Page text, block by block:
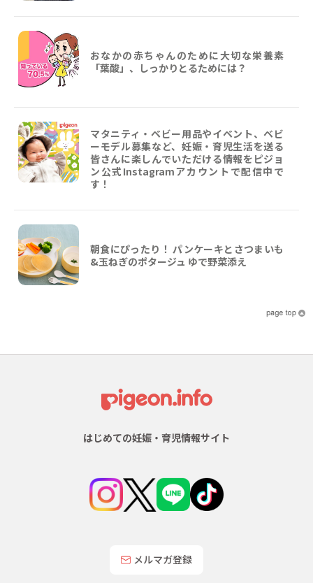
おなかの赤ちゃんのために大切な栄養素
「葉酸」、しっかりとるためには？
マタニティ・ベビー用品やイベント、ベビ
ーモデル募集など、妊娠・育児生活を送る
皆さんに楽しんでいただける情報をピジョ
ン公式Instagramアカウントで配信中で
す！
朝食にぴったり！ パンケーキとさつまいも
&玉ねぎのポタージュ ゆで野菜添え
はじめての妊娠・育児情報サイト
メルマガ登録